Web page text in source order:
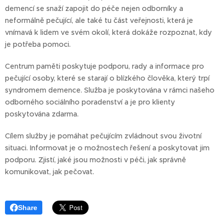
demencí se snaží zapojit do péče nejen odborníky a
neformálně pečující, ale také tu část veřejnosti, která je
vnímavá k lidem ve svém okolí, která dokáže rozpoznat, kdy
je potřeba pomoci.
Centrum paměti poskytuje podporu, rady a informace pro
pečující osoby, které se starají o blízkého člověka, který trpí
syndromem demence. Služba je poskytována v rámci našeho
odborného sociálního poradenství a je pro klienty
poskytována zdarma.
Cílem služby je pomáhat pečujícím zvládnout svou životní
situaci. Informovat je o možnostech řešení a poskytovat jim
podporu. Zjistí, jaké jsou možnosti v péči, jak správně
komunikovat, jak pečovat.
Share